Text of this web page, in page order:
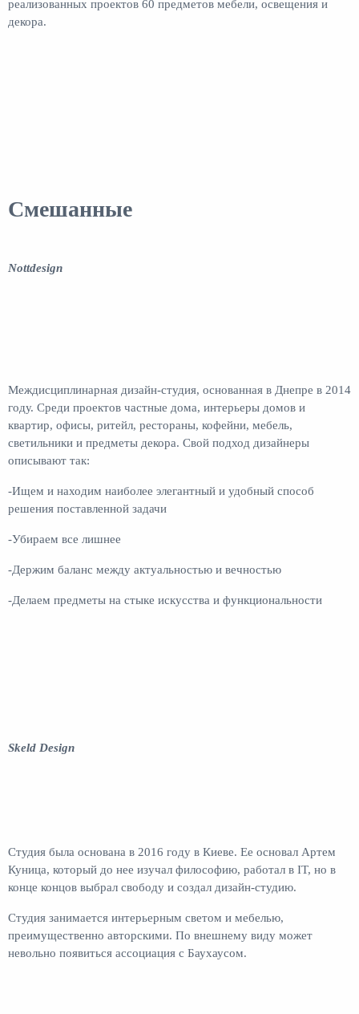
реализованных проектов 60 предметов мебели, освещения и
декора.
Смешанные
Nottdesign
Междисциплинарная дизайн-студия, основанная в Днепре в 2014
году. Среди проектов частные дома, интерьеры домов и
квартир, офисы, ритейл, рестораны, кофейни, мебель,
светильники и предметы декора. Свой подход дизайнеры
описывают так:
-Ищем и находим наиболее элегантный и удобный способ
решения поставленной задачи
-Убираем все лишнее
-Держим баланс между актуальностью и вечностью
-Делаем предметы на стыке искусства и функциональности
Skeld Design
Студия была основана в 2016 году в Киеве. Ее основал Артем
Куница, который до нее изучал философию, работал в IT, но в
конце концов выбрал свободу и создал дизайн-студию.
Студия занимается интерьерным светом и мебелью,
преимущественно авторскими. По внешнему виду может
невольно появиться ассоциация с Баухаусом.